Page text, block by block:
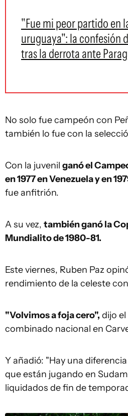
"Fue mi peor partido en
uruguaya": la confesión
tras la derrota ante
No solo fue campeón con
también lo fue con la
Con la juvenil ganó el
en 1977 en Venezuela y en
fue anfitrión.
A su vez, también ganó la
Mundialito de 1980-81.
Este viernes, Ruben Paz
rendimiento de la celeste
"Volvimos a foja cero", dijo
combinado nacional en
Y añadió: "Hay una
que están jugando en
liquidados de fin de